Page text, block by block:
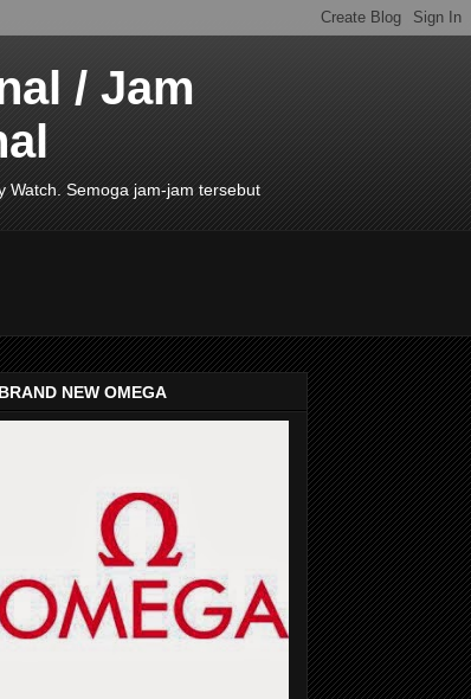
/ Jam
Watch. Semoga jam-jam tersebut
BRAND NEW OMEGA